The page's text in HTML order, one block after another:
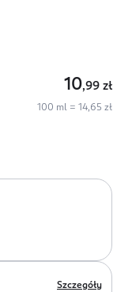
10,99 zł
100 ml = 14,65 zł
Szczegóły